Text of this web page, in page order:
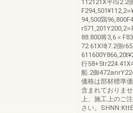
112121X平lS2.2
94,500鶏
88.800将
72.61X埼7.2側
行
船.2御
価格は部材標準
含まれておりま
上、施工上のご
さい。